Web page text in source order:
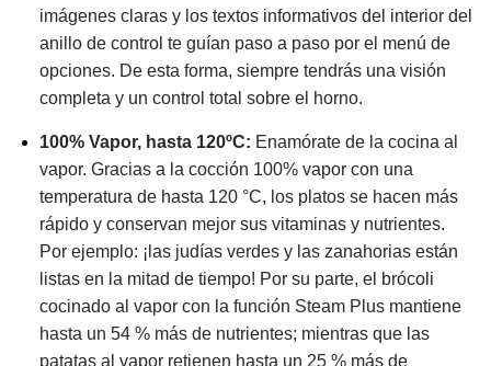
imágenes claras y los textos informativos del interior del
anillo de control te guían paso a paso por el menú de
opciones. De esta forma, siempre tendrás una visión
completa y un control total sobre el horno.
100% Vapor, hasta 120ºC: Enamórate de la cocina al
vapor. Gracias a la cocción 100% vapor con una
temperatura de hasta 120 °C, los platos se hacen más
rápido y conservan mejor sus vitaminas y nutrientes.
Por ejemplo: ¡las judías verdes y las zanahorias están
listas en la mitad de tiempo! Por su parte, el brócoli
cocinado al vapor con la función Steam Plus mantiene
hasta un 54 % más de nutrientes; mientras que las
patatas al vapor retienen hasta un 25 % más de